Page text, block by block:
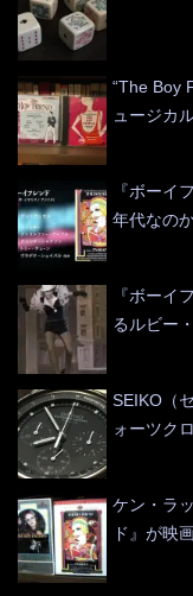
“The Boy
ュージカ
『ボーイ
年代なの
『ボーイ
るルビー
SEIKO（
ォーツク
ケン・ラ
ド』が映